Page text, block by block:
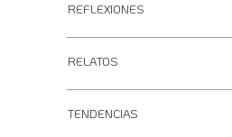
REFLEXIONES
RELATOS
TENDENCIAS